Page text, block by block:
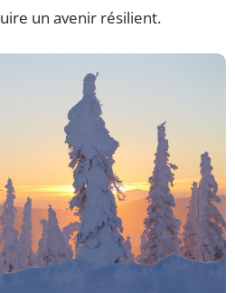
un avenir résilient.